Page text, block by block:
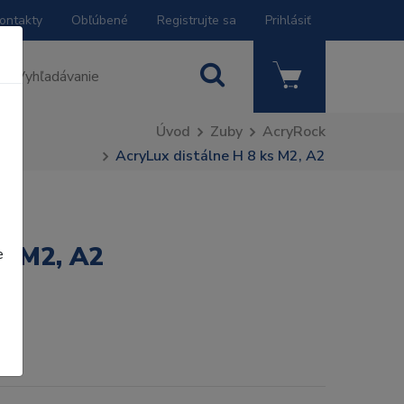
Obľúbené Registrujte sa Prihlásiť
Úvod Zuby
AcryRock
AcryLux distálne H 8 ks M2, A2
M2, A2